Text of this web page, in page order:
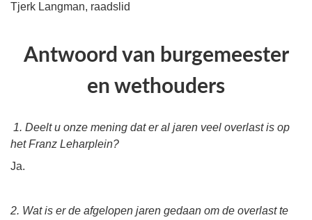
Tjerk Langman, raadslid
Antwoord van burgemeester
en wethouders
1. Deelt u onze mening dat er al jaren veel overlast is op
het Franz Leharplein?
Ja.
2. Wat is er de afgelopen jaren gedaan om de overlast te